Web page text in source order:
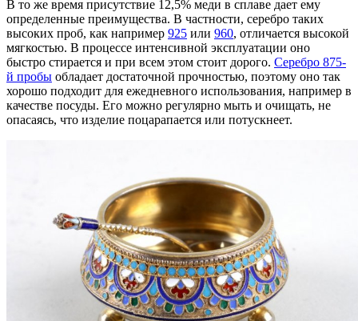
В то же время присутствие 12,5% меди в сплаве дает ему
определенные преимущества. В частности, серебро таких
высоких проб, как например 925 или 960, отличается высокой
мягкостью. В процессе интенсивной эксплуатации оно
быстро стирается и при всем этом стоит дорого. Серебро 875-
й пробы обладает достаточной прочностью, поэтому оно так
хорошо подходит для ежедневного использования, например в
качестве посуды. Его можно регулярно мыть и очищать, не
опасаясь, что изделие поцарапается или потускнеет.